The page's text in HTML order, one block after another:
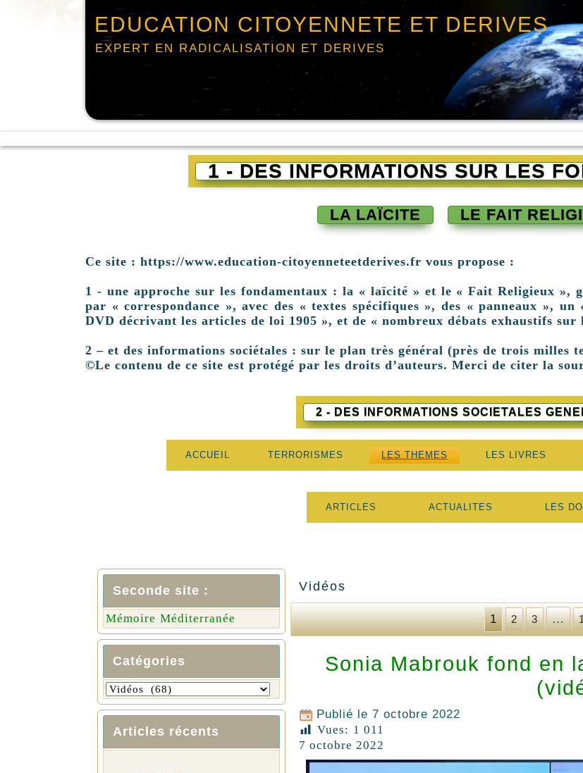
EDUCATION CITOYENNETE ET DERIVES
EXPERT EN RADICALISATION ET DERIVES
1 - DES INFORMATIONS SUR LES
LA LAÏCITE LE FAIT
Ce site : https://www.education-citoyenneteetderives.fr vous propose :
1 - une approche sur les fondamentaux : la « laïcité » et le « Fait Religieux »,
par « correspondance », avec des « textes spécifiques », des « panneaux »,
DVD décrivant les articles de loi 1905 », et de « nombreux débats exhaustifs sur
2 – et des informations sociétales : sur le plan très général (près de trois milles
©Le contenu de ce site est protégé par les droits d’auteurs. Merci de citer la
2 - DES INFORMATIONS SOCIETALES
ACCUEIL TERRORISMES LES THEMES LES LIVRES
ARTICLES ACTUALITES LES
Seconde site :
Mémoire Méditerranée
Catégories
Articles récents
Vidéos
1 2 3 …
Sonia Mabrouk fond en
Publié le 7 octobre 2022
Vues: 1 011
7 octobre 2022